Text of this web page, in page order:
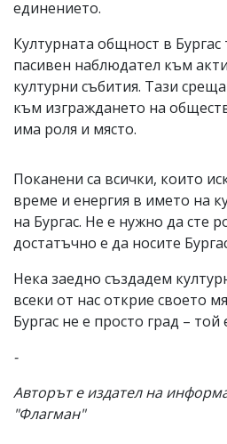
единението.
Културната общност в
пасивен наблюдател към
културни събития. Тази
към изграждането на
има роля и място.
Поканени са всички, които
време и енергия в името на
на Бургас. Не е нужно да сте
достатъчно е да носите
Нека заедно създадем
всеки от нас открие своето
Бургас не е просто град – той
-
Авторът е издател на
"Флагман"